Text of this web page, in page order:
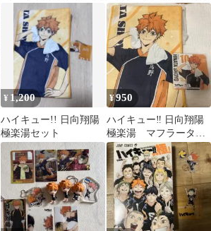
キュー!! A賞 日向翔陽
制服笑顔Ver. ねんどろ
いどべーしっく
山飛雄 排球レア 極
¥ 1,200
ハイキュー!! 日向翔陽
極楽湯セット
¥950
ハイキュー‼︎ 日向翔陽
極楽湯 マフラータオ
ル コースター セッ
ト！